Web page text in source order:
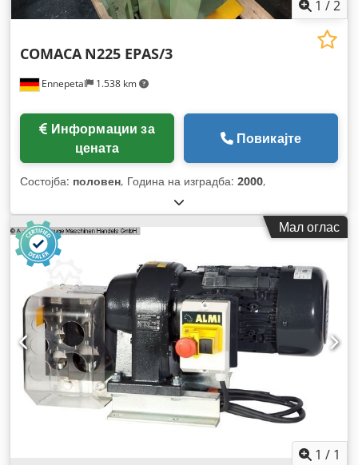
1 /2
Ennepetal 1.538 km
COMACA N225 EPAS/3
цената
Повикајте
Состојба: половен, Година на изградба: 2000,
Мал оглас
1 / 1